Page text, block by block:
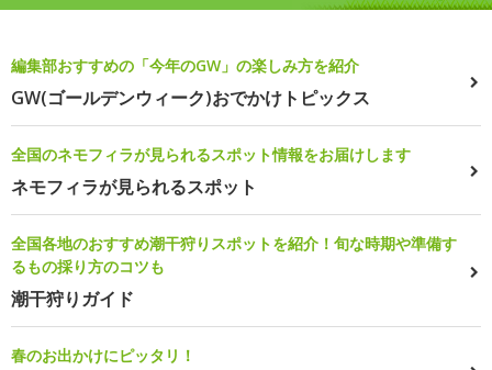
編集部おすすめの「今年のGW」の楽しみ方を紹介
GW(ゴールデンウィーク)おでかけトピックス
全国のネモフィラが見られるスポット情報をお届けします
ネモフィラが見られるスポット
全国各地のおすすめ潮干狩りスポットを紹介！旬な時期や準備す
るもの採り方のコツも
潮干狩りガイド
春のお出かけにピッタリ！